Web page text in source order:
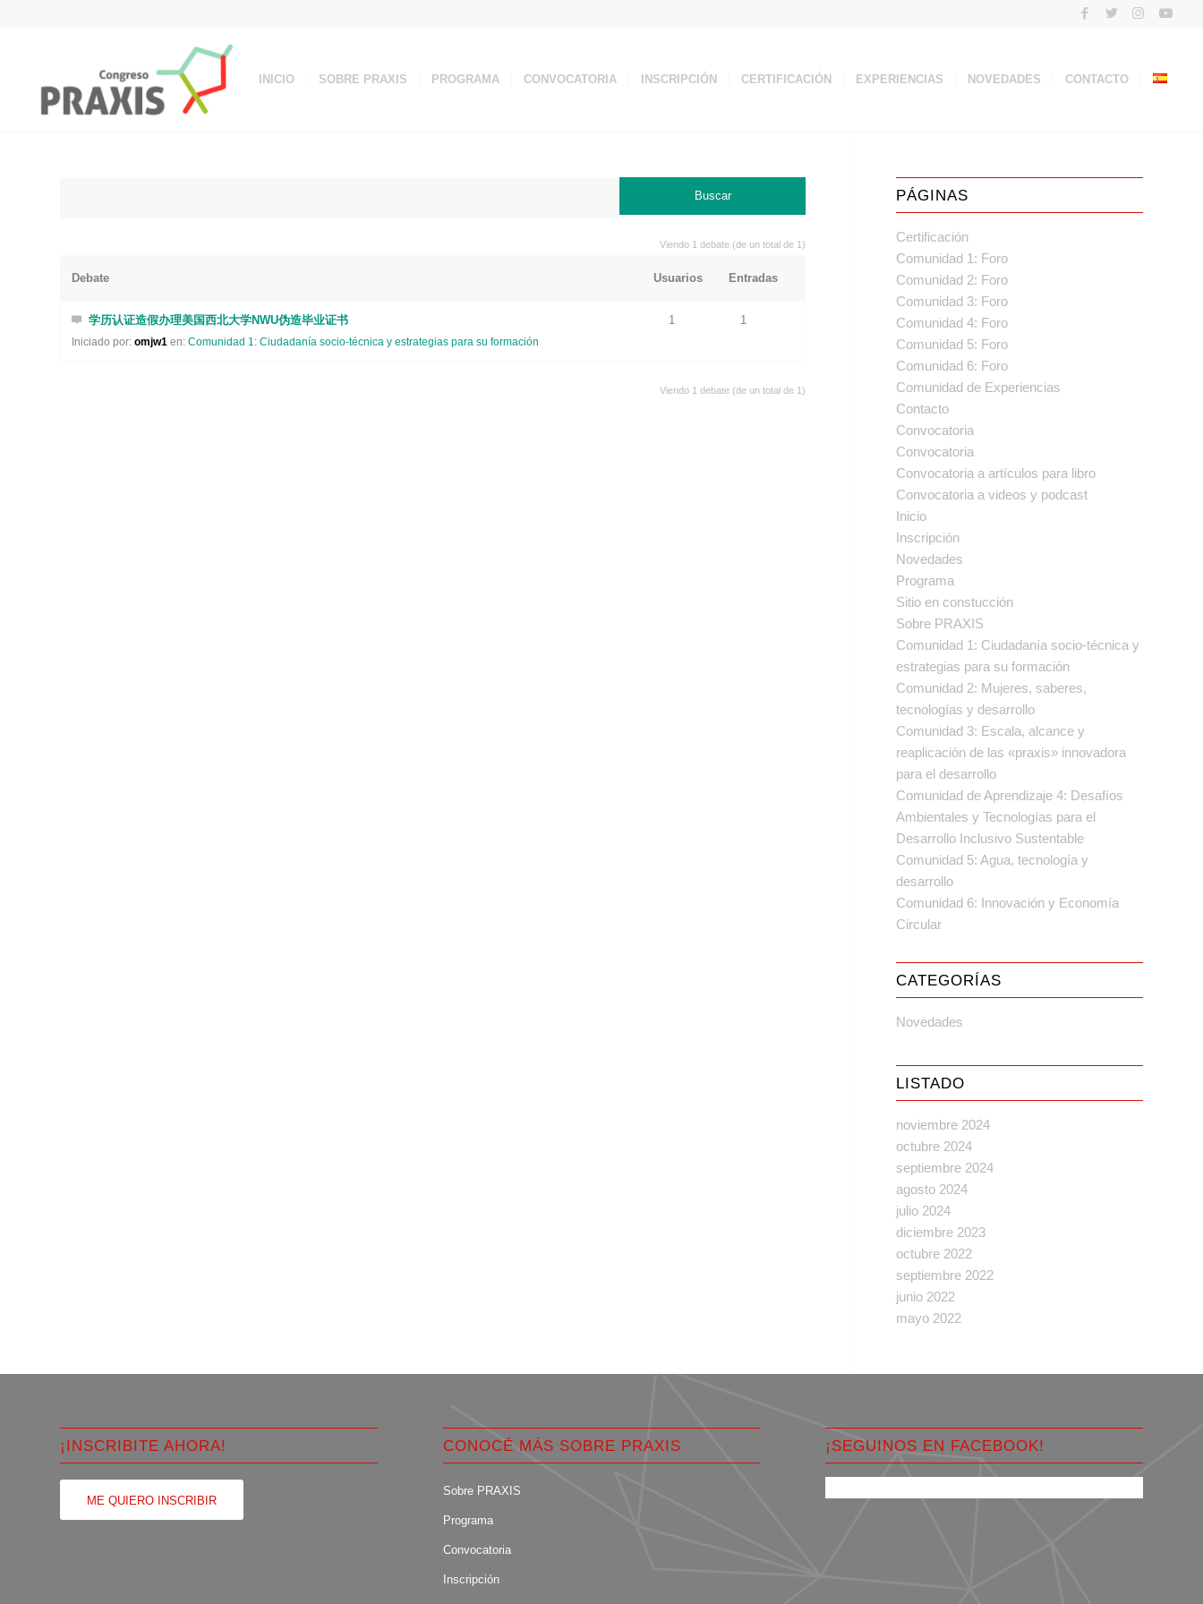
INICIO SOBRE PRAXIS PROGRAMA CONVOCATORIA INSCRIPCIÓN CERTIFICACIÓN EXPERIENCIAS NOVEDADES CONTACTO
Viendo 1 debate (de un total de 1)
Debate Usuarios Entradas
学历认证造假办理美国西北大学NWU伪造毕业证书
Iniciado por: omjw1 en: Comunidad 1: Ciudadanía socio-técnica y estrategias para su formación
1 1
Viendo 1 debate (de un total de 1)
PÁGINAS
Certificación
Comunidad 1: Foro
Comunidad 2: Foro
Comunidad 3: Foro
Comunidad 4: Foro
Comunidad 5: Foro
Comunidad 6: Foro
Comunidad de Experiencias
Contacto
Convocatoria
Convocatoria
Convocatoria a artículos para libro
Convocatoria a videos y podcast
Inicio
Inscripción
Novedades
Programa
Sitio en constucción
Sobre PRAXIS
Comunidad 1: Ciudadanía socio-técnica y
estrategias para su formación
Comunidad 2: Mujeres, saberes,
tecnologías y desarrollo
Comunidad 3: Escala, alcance y
reaplicación de las «praxis» innovadora
para el desarrollo
Comunidad de Aprendizaje 4: Desafíos
Ambientales y Tecnologías para el
Desarrollo Inclusivo Sustentable
Comunidad 5: Agua, tecnología y
desarrollo
Comunidad 6: Innovación y Economía
Circular
CATEGORÍAS
Novedades
LISTADO
noviembre 2024
octubre 2024
septiembre 2024
agosto 2024
julio 2024
diciembre 2023
octubre 2022
septiembre 2022
junio 2022
mayo 2022
¡INSCRIBITE AHORA!
ME QUIERO INSCRIBIR
CONOCÉ MÁS SOBRE PRAXIS
Sobre PRAXIS
Programa
Convocatoria
Inscripción
¡SEGUINOS EN FACEBOOK!